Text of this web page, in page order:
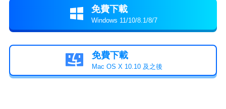
 免費下載
Windows 11/10/8.1/8/7
 免費下載
Mac OS X 10.10 及之後